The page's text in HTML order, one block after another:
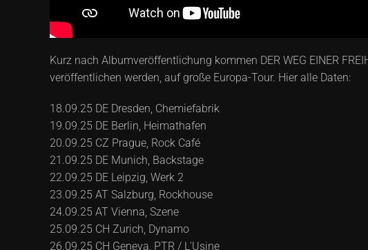
Kurz nach Albumveröffentlichung kommen DER WEG EINER
veröffentlichen werden, auf große Europa-Tour. Hier alle Daten:
18.09.25 DE Dresden, Chemiefabrik
19.09.25 DE Berlin, Heimathafen
20.09.25 CZ Prague, Rock Café
21.09.25 DE Munich, Backstage
22.09.25 DE Leipzig, Werk 2
23.09.25 AT Salzburg, Rockhouse
24.09.25 AT Vienna, Szene
25.09.25 CH Zurich, Dynamo
26.09.25 CH Geneva, PTR / L'Usine